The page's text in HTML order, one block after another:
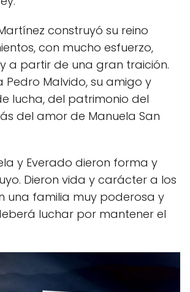
construyó su reino
con mucho esfuerzo,
a partir de una gran traición.
Pedro Malvido, su amigo y
lucha, del patrimonio del
del amor de Manuela San
y Everado dieron forma y
Dieron vida y carácter a los
una familia muy poderosa y
luchar por mantener el